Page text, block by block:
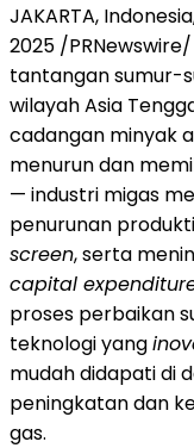
JAKARTA, Indonesia
2025 /
tantangan sumur-
wilayah Asia
cadangan minyak
menurun dan
— industri migas
penurunan
screen, serta
capital
proses perbaikan
teknologi yang
mudah didapati di
peningkatan dan
gas.